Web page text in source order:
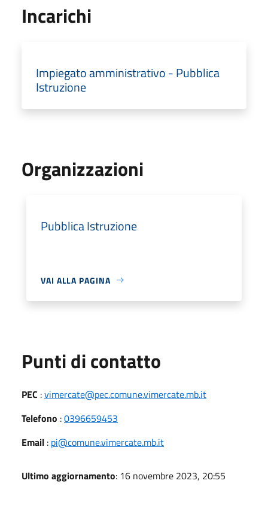
Incarichi
Impiegato amministrativo - Pubblica
Istruzione
Organizzazioni
Pubblica Istruzione
VAI ALLA PAGINA
Punti di contatto
PEC :vimercate@pec.comune.vimercate.mb.it
Telefono :0396659453
Email : pi@comune.vimercate.mb.it
Ultimo aggiornamento: 16 novembre 2023, 20:55